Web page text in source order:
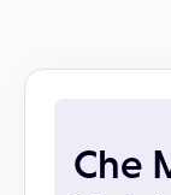
Che